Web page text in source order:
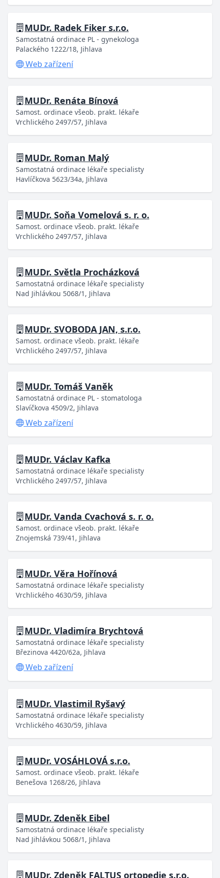
MUDr. Radek Fiker s.r.o.
Samostatná ordinace PL - gynekologa
Palackého 1222/18, Jihlava
Web zařízení
MUDr. Renáta Bínová
Samost. ordinace všeob. prakt. lékaře
Vrchlického 2497/57, Jihlava
MUDr. Roman Malý
Samostatná ordinace lékaře specialisty
Havlíčkova 5623/34a, Jihlava
MUDr. Soňa Vomelová s. r. o.
Samost. ordinace všeob. prakt. lékaře
Vrchlického 2497/57, Jihlava
MUDr. Světla Procházková
Samostatná ordinace lékaře specialisty
Nad Jihlávkou 5068/1, Jihlava
MUDr. SVOBODA JAN, s.r.o.
Samost. ordinace všeob. prakt. lékaře
Vrchlického 2497/57, Jihlava
MUDr. Tomáš Vaněk
Samostatná ordinace PL - stomatologa
Slavíčkova 4509/2, Jihlava
Web zařízení
MUDr. Václav Kafka
Samostatná ordinace lékaře specialisty
Vrchlického 2497/57, Jihlava
MUDr. Vanda Cvachová s. r. o.
Samost. ordinace všeob. prakt. lékaře
Znojemská 739/41, Jihlava
MUDr. Věra Hořínová
Samostatná ordinace lékaře specialisty
Vrchlického 4630/59, Jihlava
MUDr. Vladimíra Brychtová
Samostatná ordinace lékaře specialisty
Březinova 4420/62a, Jihlava
Web zařízení
MUDr. Vlastimil Ryšavý
Samostatná ordinace lékaře specialisty
Vrchlického 4630/59, Jihlava
MUDr. VOSÁHLOVÁ s.r.o.
Samost. ordinace všeob. prakt. lékaře
Benešova 1268/26, Jihlava
MUDr. Zdeněk Eibel
Samostatná ordinace lékaře specialisty
Nad Jihlávkou 5068/1, Jihlava
MUDr. Zdeněk FALTUS ortopedie s.r.o.